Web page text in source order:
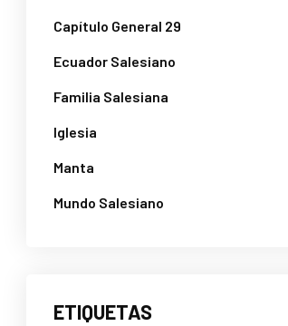
Capítulo General 29
Ecuador Salesiano
Familia Salesiana
Iglesia
Manta
Mundo Salesiano
ETIQUETAS